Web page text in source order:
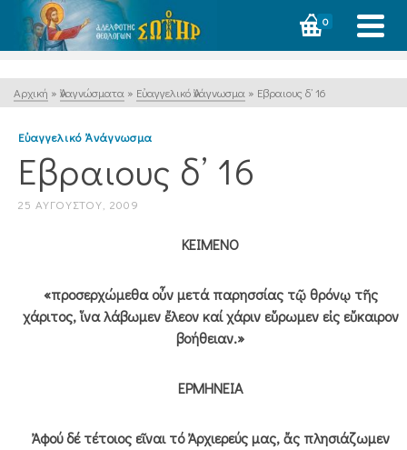
0
Αρχική » Ἀναγνώσματα » Εὐαγγελικό Ἀνάγνωσμα » Εβραιους δ’ 16
Εὐαγγελικό Ἀνάγνωσμα
Εβραιους δ’ 16
25 ΑΥΓΟΎΣΤΟΥ, 2009
ΚΕΙΜΕΝΟ
«προσερχώμεθα οὖν μετά παρησσίας τῷ θρόνῳ τῆς
χάριτος, ἵνα λάβωμεν ἔλεον καί χάριν εὕρωμεν εἰς εὔκαιρον
βοήθειαν.»
ΕΡΜΗΝΕΙΑ
Ἀφού δέ τέτοιος εῖναι τό Ἀρχιερεύς μας, ἄς πλησιάζωμεν